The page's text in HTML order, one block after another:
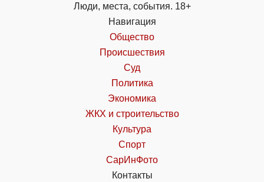
Люди, места, события. 18+
Навигация
Общество
Происшествия
Суд
Политика
Экономика
ЖКХ и строительство
Культура
Спорт
СарИнФото
Контакты